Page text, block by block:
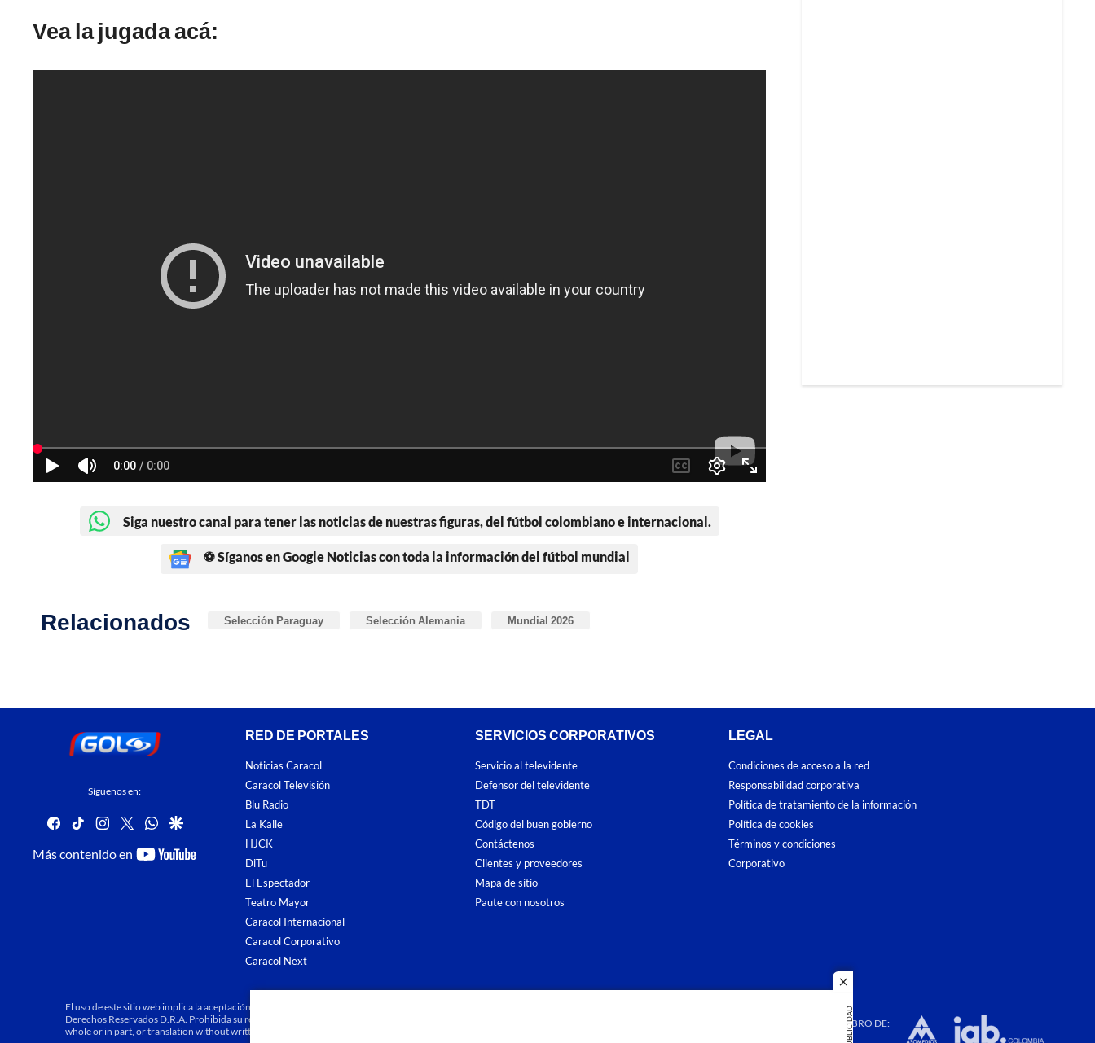
close
PUBLICIDAD
Vea la jugada acá:
Siga nuestro canal para tener las noticias de nuestras figuras, del fútbol colombiano e internacional.
⚽ Síganos en Google Noticias con toda la información del fútbol mundial
Relacionados Selección Paraguay Selección Alemania Mundial 2026
Síguenos en:
facebook
tiktokinstagram
twitterwhatsapp
google
Más contenido en
youtube-
RED DE PORTALES
Noticias Caracol
Caracol Televisión
Blu Radio
La Kalle
HJCK
DiTu
El Espectador
Teatro Mayor
Caracol Internacional
Caracol Corporativo
Caracol Next
SERVICIOS CORPORATIVOS
Servicio al televidente
Defensor del televidente
TDT
Código del buen gobierno
Contáctenos
Clientes y proveedores
Mapa de sitio
Paute con nosotros
LEGAL
Condiciones de acceso a la red
Responsabilidad corporativa
Política de tratamiento de la información
Política de cookies
Términos y condiciones
Corporativo
El uso de este sitio web implica la aceptación de los
Derechos Reservados D.R.A. Prohibida su reproducción total o parcial, así como su traducción a cualquier idioma sin autorización escrita de su titular. Reproduction in
whole or in part, or translation without written permission is prohibited. All rights reserved 2025.
MIEMBRO DE: